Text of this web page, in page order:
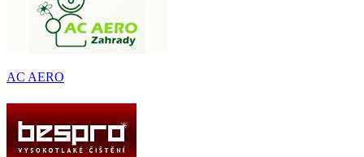
AC AERO